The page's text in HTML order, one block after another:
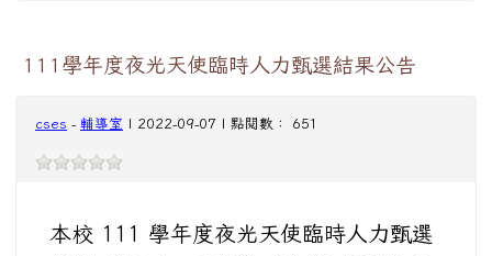
111學年度夜光天使臨時人力甄選結果公告
cses - 輔導室 | 2022-09-07 | 點閱數： 651
本校 111 學年度夜光天使臨時人力甄選